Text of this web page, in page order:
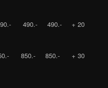
490.- 490.- + 20
850.- 850.- + 30